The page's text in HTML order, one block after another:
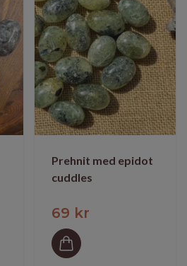
Prehnit med epidot
cuddles
69 kr